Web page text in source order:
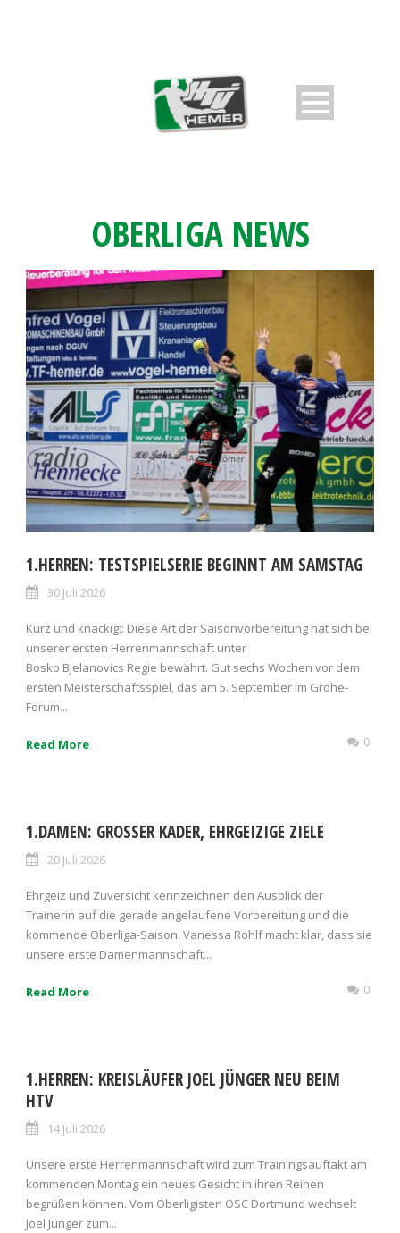
OBERLIGA NEWS
1.HERREN: TESTSPIELSERIE BEGINNT AM SAMSTAG
30 Juli 2026
Kurz und knackig:: Diese Art der Saisonvorbereitung hat sich bei
unserer ersten Herrenmannschaft unter
Bosko Bjelanovics Regie bewährt. Gut sechs Wochen vor dem
ersten Meisterschaftsspiel, das am 5. September im Grohe-
Forum...
Read More 0
1.DAMEN: GROSSER KADER, EHRGEIZIGE ZIELE
20 Juli 2026
Ehrgeiz und Zuversicht kennzeichnen den Ausblick der
Trainerin auf die gerade angelaufene Vorbereitung und die
kommende Oberliga-Saison. Vanessa Rohlf macht klar, dass sie
unsere erste Damenmannschaft...
Read More 0
1.HERREN: KREISLÄUFER JOEL JÜNGER NEU BEIM
HTV
14 Juli 2026
Unsere erste Herrenmannschaft wird zum Trainingsauftakt am
kommenden Montag ein neues Gesicht in ihren Reihen
begrüßen können. Vom Oberligisten OSC Dortmund wechselt
Joel Jünger zum...